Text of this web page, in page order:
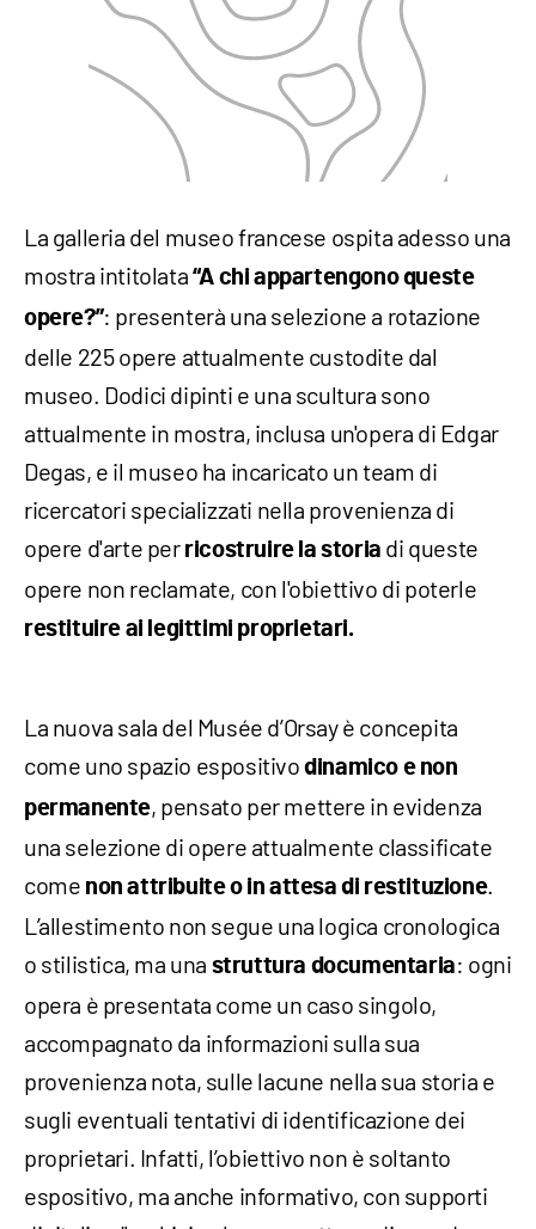
La galleria del museo francese ospita adesso una
mostra intitolata “A chi appartengono queste
opere?”: presenterà una selezione a rotazione
delle 225 opere attualmente custodite dal
museo. Dodici dipinti e una scultura sono
attualmente in mostra, inclusa un'opera di Edgar
Degas, e il museo ha incaricato un team di
ricercatori specializzati nella provenienza di
opere d'arte perricostruire la storia di queste
opere non reclamate, con l'obiettivo di poterle
restituire ai legittimi proprietari.
La nuova sala del Musée d’Orsay è concepita
come uno spazio espositivodinamico e non
permanente, pensato per mettere in evidenza
una selezione di opere attualmente classificate
come non attribuite o in attesa di restituzione.
L’allestimento non segue una logica cronologica
o stilistica, ma una struttura documentaria: ogni
opera è presentata come un caso singolo,
accompagnato da informazioni sulla sua
provenienza nota, sulle lacune nella sua storia e
sugli eventuali tentativi di identificazione dei
proprietari. Infatti, l’obiettivo non è soltanto
espositivo, ma anche informativo, con supporti